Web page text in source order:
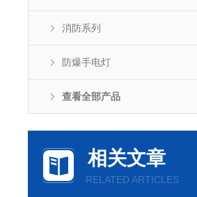
消防系列
防爆手电灯
查看全部产品
相关文章
RELATED ARTICLES